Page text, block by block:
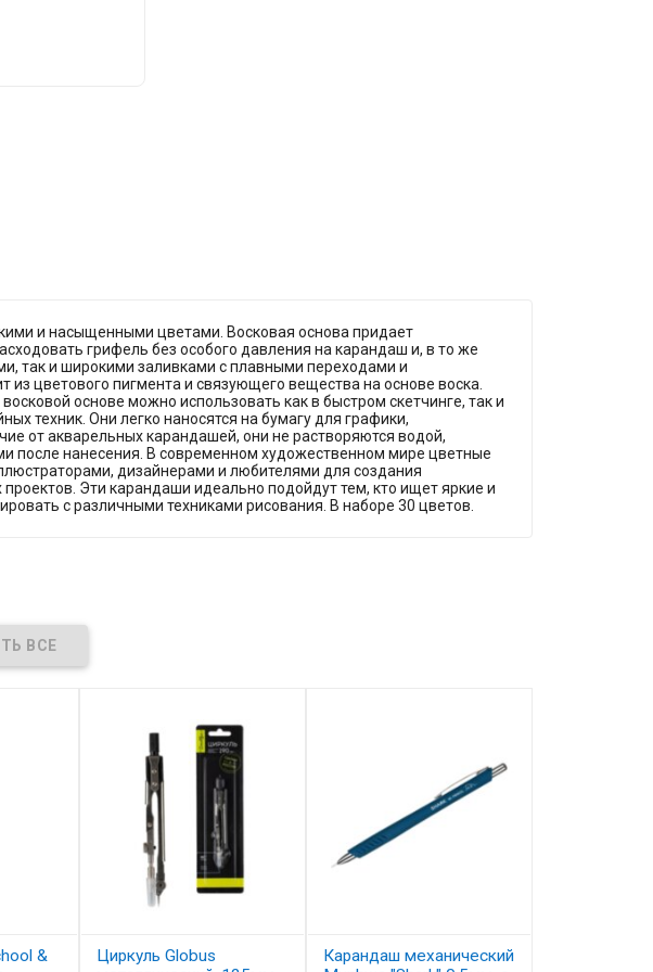
и насыщенными цветами. Восковая основа придает
грифель без особого давления на карандаш и, в то же
так и широкими заливками с плавными переходами и
цветового пигмента и связующего вещества на основе воска.
основе можно использовать как в быстром скетчинге, так и
техник. Они легко наносятся на бумагу для графики,
от акварельных карандашей, они не растворяются водой,
после нанесения. В современном художественном мире цветные
дизайнерами и любителями для создания
Эти карандаши идеально подойдут тем, кто ищет яркие и
с различными техниками рисования. В наборе 30 цветов.
&
Циркуль Globus
Карандаш механический